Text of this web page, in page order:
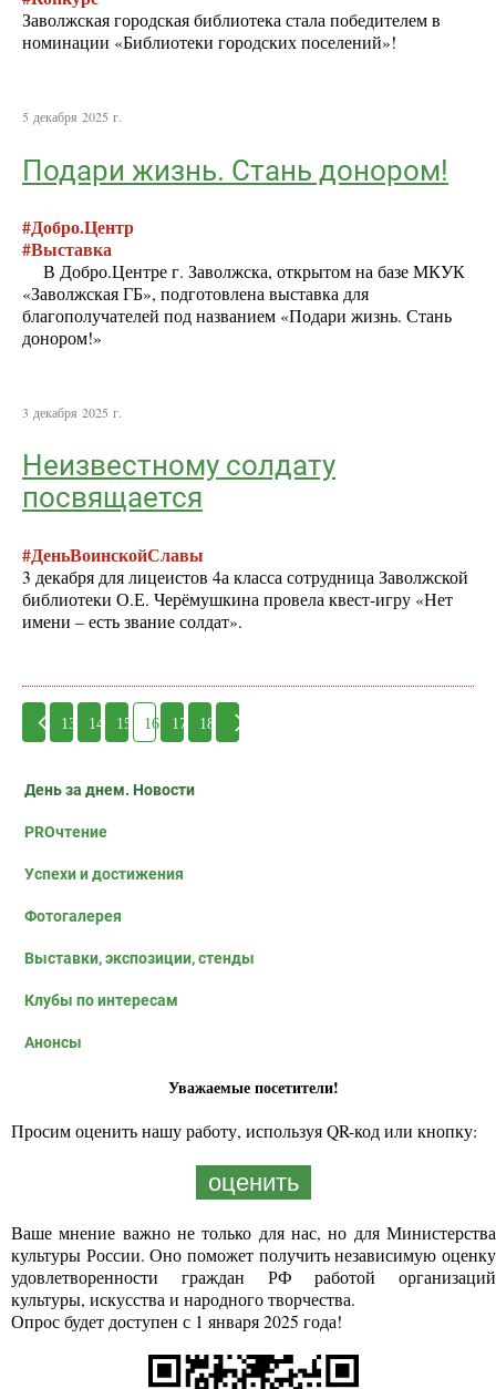
Заволжская городская библиотека стала победителем в
номинации «Библиотеки городских поселений»!
5 декабря 2025 г.
Подари жизнь. Стань донором!
#Добро.Центр
#Выставка
В Добро.Центре г. Заволжска, открытом на базе МКУК
«Заволжская ГБ», подготовлена выставка для
благополучателей под названием «Подари жизнь. Стань
донором!»
3 декабря 2025 г.
Неизвестному солдату
посвящается
#ДеньВоинскойСлавы
3 декабря для лицеистов 4а класса сотрудница Заволжской
библиотеки О.Е. Черёмушкина провела квест-игру «Нет
имени – есть звание солдат».
13 14 15 16 17 18
День за днем. Новости
PROчтение
Успехи и достижения
Фотогалерея
Выставки, экспозиции, стенды
Клубы по интересам
Анонсы
Уважаемые посетители!
Просим оценить нашу работу, используя QR-код или кнопку:
оценить
Ваше мнение важно не только для нас, но для Министерства
культуры России. Оно поможет получить независимую оценку
удовлетворенности граждан РФ работой организаций
культуры, искусства и народного творчества.
Опрос будет доступен с 1 января 2025 года!